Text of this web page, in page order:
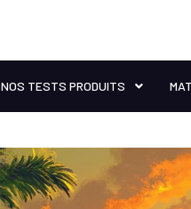
NOS TESTS PRODUITS